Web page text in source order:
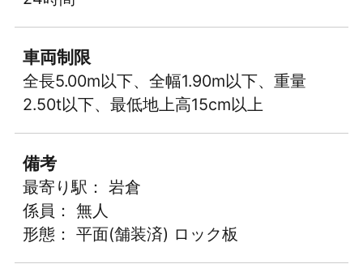
車両制限
全長5.00m以下、全幅1.90m以下、重量
2.50t以下、最低地上高15cm以上
備考
最寄り駅： 岩倉
係員： 無人
形態： 平面(舗装済) ロック板